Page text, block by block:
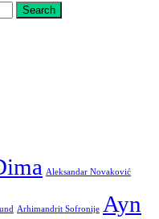
Search
Aleksandar Novaković
Arhimandrit Sofronije Ayn